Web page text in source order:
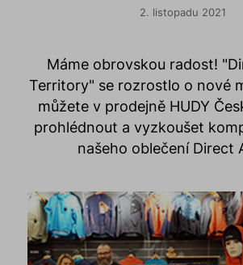
2. listopadu 2021
Máme obrovskou radost!
Territory" se rozrostlo o nové
můžete v prodejně HUDY
prohlédnout a vyzkoušet
našeho oblečení Direct